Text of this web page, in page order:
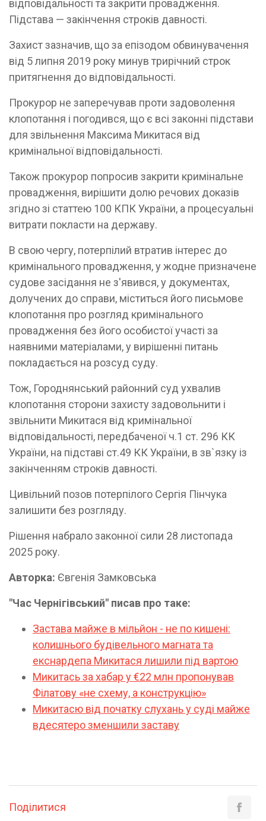
відповідальності та закрити провадження.
Підстава — закінчення строків давності.
Захист зазначив, що за епізодом обвинувачення
від 5 липня 2019 року минув трирічний строк
притягнення до відповідальності.
Прокурор не заперечував проти задоволення
клопотання і погодився, що є всі законні підстави
для звільнення Максима Микитася від
кримінальної відповідальності.
Також прокурор попросив закрити кримінальне
провадження, вирішити долю речових доказів
згідно зі статтею 100 КПК України, а процесуальні
витрати покласти на державу.
В свою чергу, потерпілий втратив інтерес до
кримінального провадження, у жодне призначене
судове засідання не з'явився, у документах,
долучених до справи, міститься його письмове
клопотання про розгляд кримінального
провадження без його особистої участі за
наявними матеріалами, у вирішенні питань
покладається на розсуд суду.
Тож, Городнянський районний суд ухвалив
клопотання сторони захисту задовольнити і
звільнити Микитася від кримінальної
відповідальності, передбаченої ч.1 ст. 296 КК
України, на підставі ст.49 КК України, в зв`язку із
закінченням строків давності.
Цивільний позов потерпілого Сергія Пінчука
залишити без розгляду.
Рішення набрало законної сили 28 листопада
2025 року.
Авторка: Євгенія Замковська
"Час Чернігівський" писав про таке:
Застава майже в мільйон - не по кишені:
колишнього будівельного магната та
екснардепа Микитася лишили під вартою
Микитась за хабар у €22 млн пропонував
Філатову «не схему, а конструкцію»
Микитасю від початку слухань у суді майже
вдесятеро зменшили заставу
Поділитися